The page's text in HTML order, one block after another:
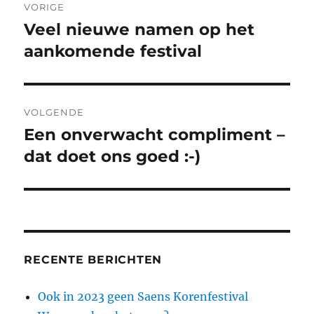
o
k
p
navigatie
VORIGE
Vorig
bericht:
Veel nieuwe namen op het
aankomende festival
VOLGENDE
Volgend
bericht:
Een onverwacht compliment –
dat doet ons goed :-)
RECENTE BERICHTEN
Ook in 2023 geen Saens Korenfestival